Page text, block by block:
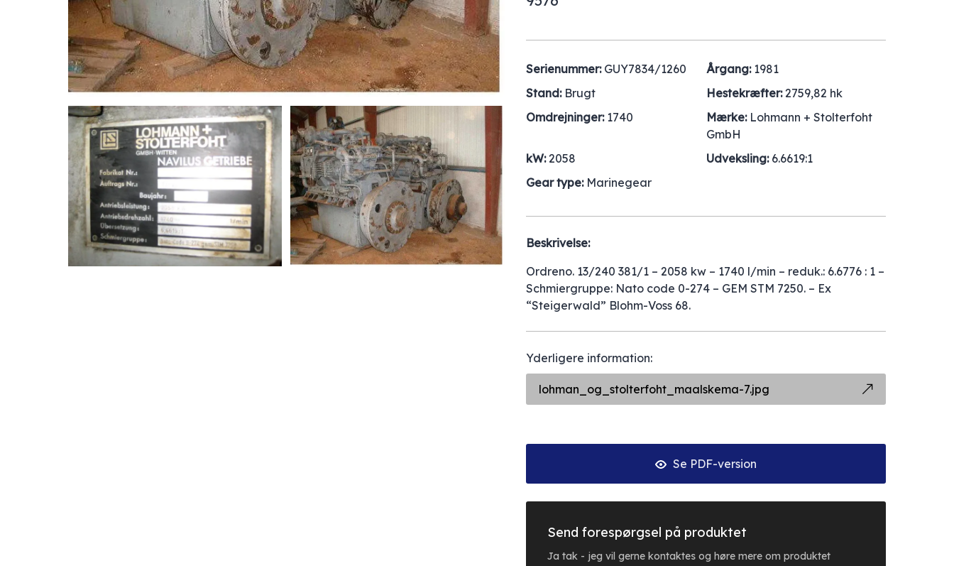
Serienummer: GUY7834/1260 Årgang: 1981
Stand: Brugt Hestekræfter: 2759,82 hk
Omdrejninger: 1740 Mærke: Lohmann + Stolterfoht
GmbH
kW: 2058 Udveksling: 6.6619:1
Gear type: Marinegear
Beskrivelse:
Ordreno. 13/240 381/1 – 2058 kw – 1740 l/min – reduk.: 6.6776 : 1 –
Schmiergruppe: Nato code 0-274 – GEM STM 7250. – Ex
“Steigerwald” Blohm-Voss 68.
Yderligere information:
lohman_og_stolterfoht_maalskema-7.jpg
Se PDF-version
Send forespørgsel på produktet
Ja tak - jeg vil gerne kontaktes og høre mere om produktet